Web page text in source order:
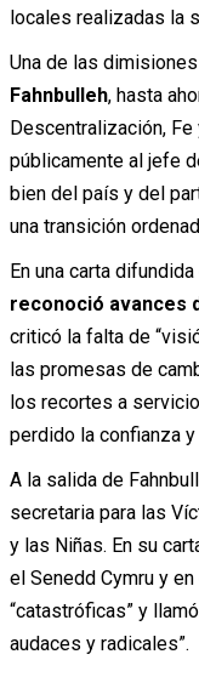
locales realizadas la
Una de las
Fahnbulleh, hasta
Descentralización,
públicamente al jefe
bien del país y del
una transición
En una carta
reconoció avances
criticó la falta de
las promesas de
los recortes a
perdido la confianza
A la salida de
secretaria para las
y las Niñas. En su
el Senedd Cymru y
“catastróficas” y
audaces y radicales”.